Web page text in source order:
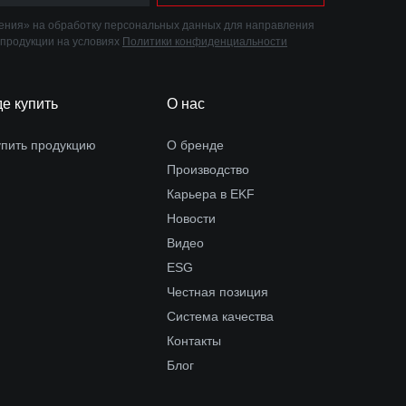
на обработку персональных данных для направления
на условиях Политики конфиденциальности
купить
продукцию
О нас
О бренде
Производство
Карьера в EKF
Новости
Видео
ESG
Честная позиция
Система качества
Контакты
Блог